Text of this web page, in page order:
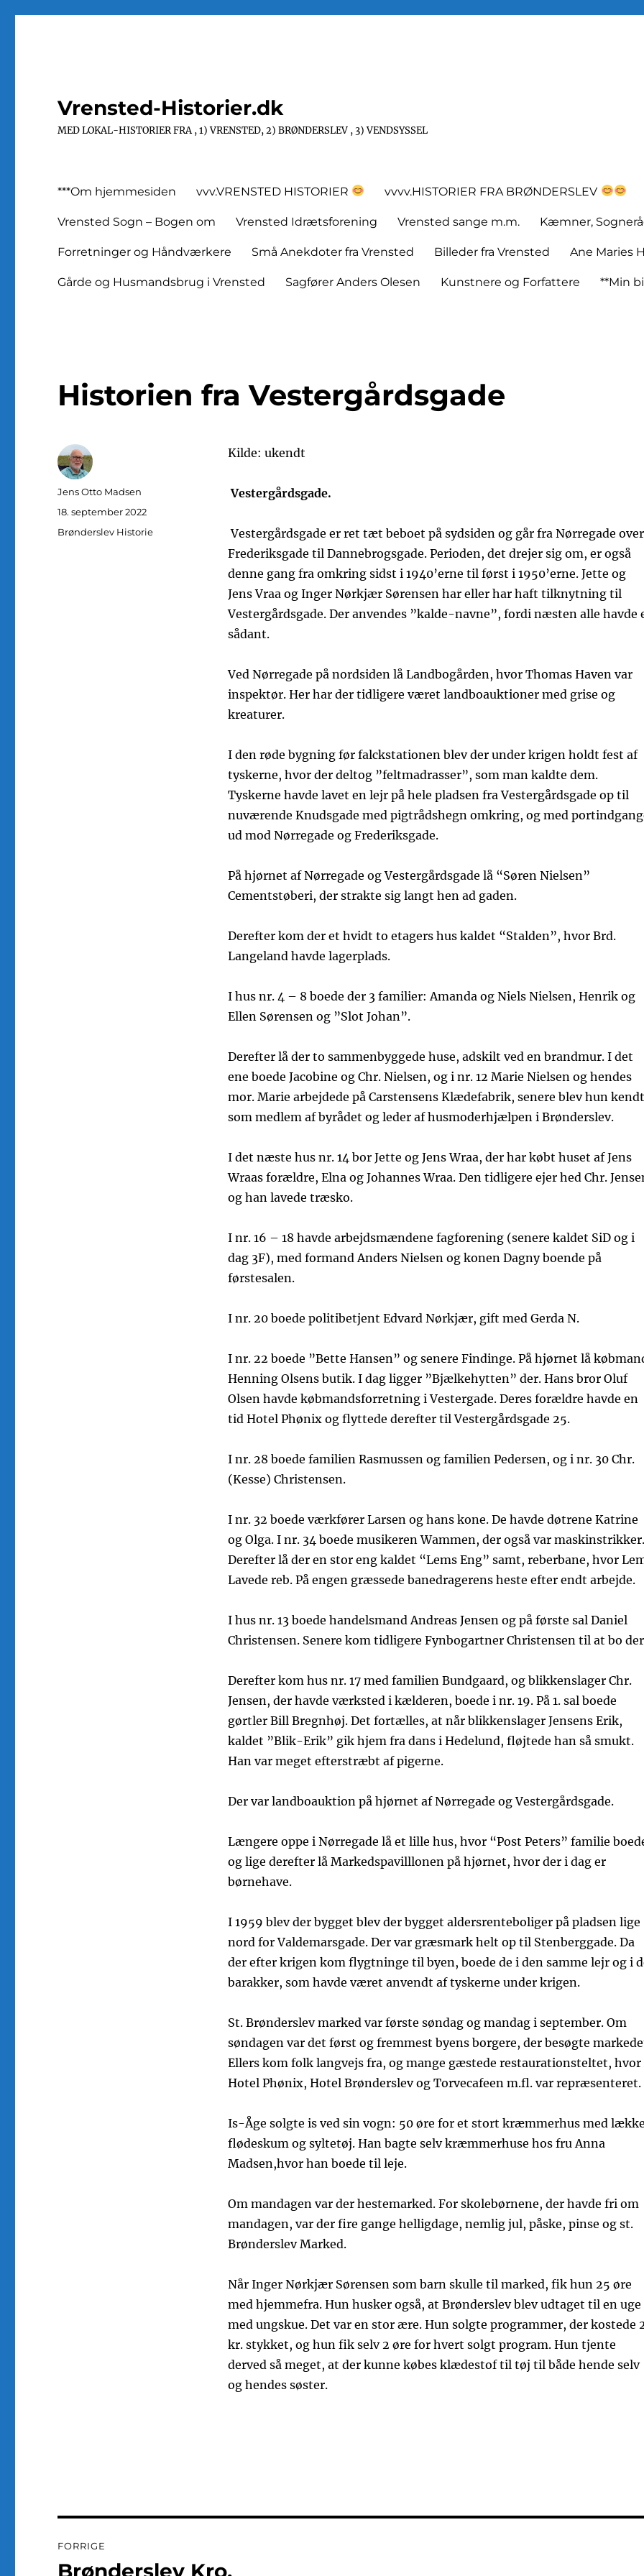
Vrensted-Historier.dk
MED LOKAL-HISTORIER FRA , 1) VRENSTED, 2) BRØNDERSLEV , 3) VENDSYSSEL
***Om hjemmesiden vvv.VRENSTED HISTORIER vvvv.HISTORIER FRA BRØNDERSLEV
Vrensted Sogn – Bogen om Vrensted Idrætsforening Vrensted sange m.m. Kæmner,
Forretninger og Håndværkere Små Anekdoter fra Vrensted Billeder fra Vrensted Ane Maries
Gårde og Husmandsbrug i Vrensted Sagfører Anders Olesen Kunstnere og Forfattere **Min
Historien fra Vestergårdsgade
Kilde: ukendt
Vestergårdsgade.
Vestergårdsgade er ret tæt beboet på sydsiden og går fra Nørregade over
Frederiksgade til Dannebrogsgade. Perioden, det drejer sig om, er også
denne gang fra omkring sidst i 1940’erne til først i 1950’erne. Jette og
Jens Vraa og Inger Nørkjær Sørensen har eller har haft tilknytning til
Vestergårdsgade. Der anvendes ”kalde-navne”, fordi næsten alle havde
sådant.
Ved Nørregade på nordsiden lå Landbogården, hvor Thomas Haven var
inspektør. Her har der tidligere været landboauktioner med grise og
kreaturer.
I den røde bygning før falckstationen blev der under krigen holdt fest af
tyskerne, hvor der deltog ”feltmadrasser”, som man kaldte dem.
Tyskerne havde lavet en lejr på hele pladsen fra Vestergårdsgade op til
nuværende Knudsgade med pigtrådshegn omkring, og med
ud mod Nørregade og Frederiksgade.
På hjørnet af Nørregade og Vestergårdsgade lå “Søren Nielsen”
Cementstøberi, der strakte sig langt hen ad gaden.
Derefter kom der et hvidt to etagers hus kaldet “Stalden”, hvor Brd.
Langeland havde lagerplads.
I hus nr. 4 – 8 boede der 3 familier: Amanda og Niels Nielsen, Henrik og
Ellen Sørensen og ”Slot Johan”.
Derefter lå der to sammenbyggede huse, adskilt ved en brandmur. I det
ene boede Jacobine og Chr. Nielsen, og i nr. 12 Marie Nielsen og hendes
mor. Marie arbejdede på Carstensens Klædefabrik, senere blev hun kendt
som medlem af byrådet og leder af husmoderhjælpen i Brønderslev.
I det næste hus nr. 14 bor Jette og Jens Wraa, der har købt huset af Jens
Wraas forældre, Elna og Johannes Wraa. Den tidligere ejer hed Chr.
og han lavede træsko.
I nr. 16 – 18 havde arbejdsmændene fagforening (senere kaldet SiD og i
dag 3F), med formand Anders Nielsen og konen Dagny boende på
førstesalen.
I nr. 20 boede politibetjent Edvard Nørkjær, gift med Gerda N.
I nr. 22 boede ”Bette Hansen” og senere Findinge. På hjørnet lå
Henning Olsens butik. I dag ligger ”Bjælkehytten” der. Hans bror Oluf
Olsen havde købmandsforretning i Vestergade. Deres forældre havde en
tid Hotel Phønix og flyttede derefter til Vestergårdsgade 25.
I nr. 28 boede familien Rasmussen og familien Pedersen, og i nr. 30 Chr.
(Kesse) Christensen.
I nr. 32 boede værkfører Larsen og hans kone. De havde døtrene Katrine
og Olga. I nr. 34 boede musikeren Wammen, der også var maskinstrikker.
Derefter lå der en stor eng kaldet “Lems Eng” samt, reberbane, hvor
Lavede reb. På engen græssede banedragerens heste efter endt arbejde.
I hus nr. 13 boede handelsmand Andreas Jensen og på første sal Daniel
Christensen. Senere kom tidligere Fynbogartner Christensen til at bo
Derefter kom hus nr. 17 med familien Bundgaard, og blikkenslager Chr.
Jensen, der havde værksted i kælderen, boede i nr. 19. På 1. sal boede
gørtler Bill Bregnhøj. Det fortælles, at når blikkenslager Jensens Erik,
kaldet ”Blik-Erik” gik hjem fra dans i Hedelund, fløjtede han så smukt.
Han var meget efterstræbt af pigerne.
Der var landboauktion på hjørnet af Nørregade og Vestergårdsgade.
Længere oppe i Nørregade lå et lille hus, hvor “Post Peters” familie
og lige derefter lå Markedspavilllonen på hjørnet, hvor der i dag er
børnehave.
I 1959 blev der bygget blev der bygget aldersrenteboliger på pladsen lige
nord for Valdemarsgade. Der var græsmark helt op til Stenberggade. Da
der efter krigen kom flygtninge til byen, boede de i den samme lejr og i
barakker, som havde været anvendt af tyskerne under krigen.
St. Brønderslev marked var første søndag og mandag i september. Om
søndagen var det først og fremmest byens borgere, der besøgte
Ellers kom folk langvejs fra, og mange gæstede restaurationsteltet, hvor
Hotel Phønix, Hotel Brønderslev og Torvecafeen m.fl. var repræsenteret.
Is-Åge solgte is ved sin vogn: 50 øre for et stort kræmmerhus med
flødeskum og syltetøj. Han bagte selv kræmmerhuse hos fru Anna
Madsen,hvor han boede til leje.
Om mandagen var der hestemarked. For skolebørnene, der havde fri om
mandagen, var der fire gange helligdage, nemlig jul, påske, pinse og st.
Brønderslev Marked.
Når Inger Nørkjær Sørensen som barn skulle til marked, fik hun 25 øre
med hjemmefra. Hun husker også, at Brønderslev blev udtaget til en uge
med ungskue. Det var en stor ære. Hun solgte programmer, der kostede
kr. stykket, og hun fik selv 2 øre for hvert solgt program. Hun tjente
derved så meget, at der kunne købes klædestof til tøj til både hende selv
og hendes søster.
Forfatter
Jens Otto Madsen
Udgivet
18. september 2022
Kategorier
Brønderslev Historie
FORRIGE
Forrige
Brønderslev Kro.